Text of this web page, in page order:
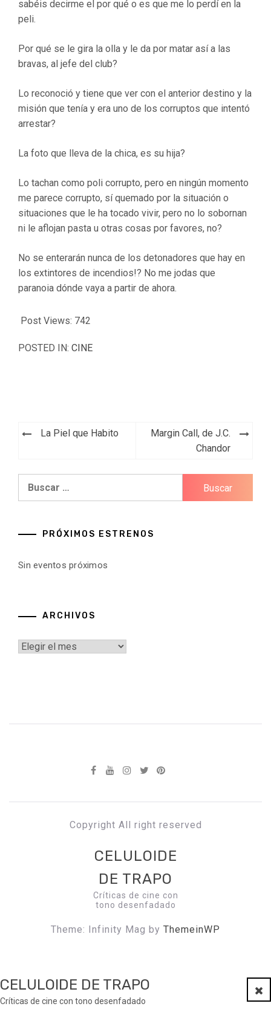
sabéis decirme el por qué o es que me lo perdí en la
peli.
Por qué se le gira la olla y le da por matar así a las
bravas, al jefe del club?
Lo reconoció y tiene que ver con el anterior destino y la
misión que tenía y era uno de los corruptos que intentó
arrestar?
La foto que lleva de la chica, es su hija?
Lo tachan como poli corrupto, pero en ningún momento
me parece corrupto, sí quemado por la situación o
situaciones que le ha tocado vivir, pero no lo sobornan
ni le aflojan pasta u otras cosas por favores, no?
No se enterarán nunca de los detonadores que hay en
los extintores de incendios!? No me jodas que
paranoia dónde vaya a partir de ahora.
Post Views: 742
POSTED IN: CINE
Navegación
entradas
La Piel que Habito
Margin Call, de J.C.
Chandor
PRÓXIMOS ESTRENOS
Sin eventos próximos
ARCHIVOS
Archivos
Copyright All right reserved
CELULOIDE
DE TRAPO
Críticas de cine con
tono desenfadado
Theme: Infinity Mag by ThemeinWP
CELULOIDE DE TRAPO
Críticas de cine con tono desenfadado